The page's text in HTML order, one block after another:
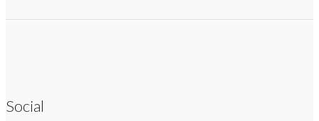
Social